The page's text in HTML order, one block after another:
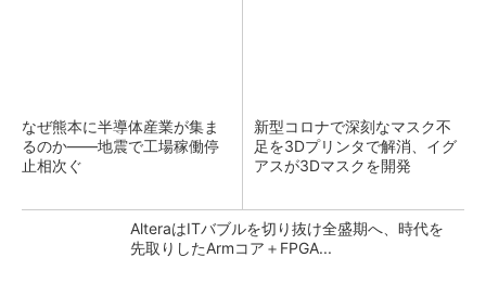
なぜ熊本に半導体産業が集ま
るのか――地震で工場稼働停
止相次ぐ
新型コロナで深刻なマスク不
足を3Dプリンタで解消、イグ
アスが3Dマスクを開発
AlteraはITバブルを切り抜け全盛期へ、時代を
先取りしたArmコア＋FPGA...